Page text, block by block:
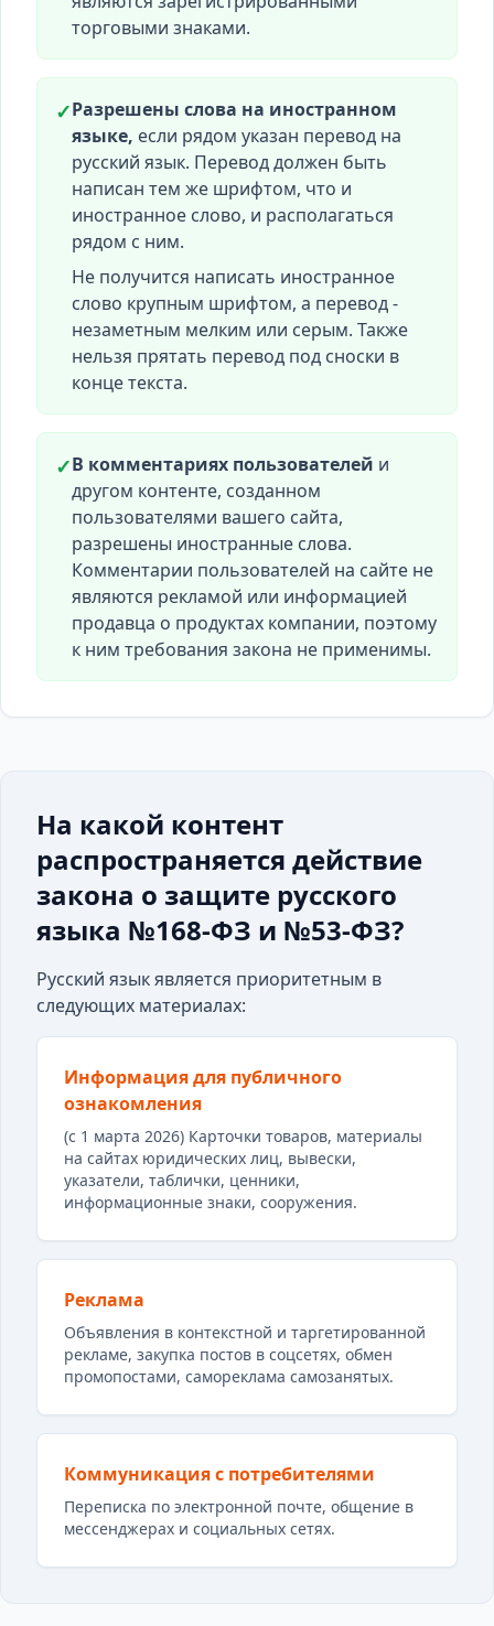
торговыми знаками.
✓Разрешены слова на иностранном
языке, если рядом указан перевод на
русский язык. Перевод должен быть
написан тем же шрифтом, что и
иностранное слово, и располагаться
рядом с ним.
Не получится написать иностранное
слово крупным шрифтом, а перевод -
незаметным мелким или серым. Также
нельзя прятать перевод под сноски в
конце текста.
✓В комментариях пользователей и
другом контенте, созданном
пользователями вашего сайта,
разрешены иностранные слова.
Комментарии пользователей на сайте не
являются рекламой или информацией
продавца о продуктах компании, поэтому
к ним требования закона не применимы.
На какой контент
распространяется действие
закона о защите русского
языка №168-ФЗ и №53-ФЗ?
Русский язык является приоритетным в
следующих материалах:
Информация для публичного
ознакомления
(с 1 марта 2026) Карточки товаров, материалы
на сайтах юридических лиц, вывески,
указатели, таблички, ценники,
информационные знаки, сооружения.
Реклама
Объявления в контекстной и таргетированной
рекламе, закупка постов в соцсетях, обмен
промопостами, самореклама самозанятых.
Коммуникация с потребителями
Переписка по электронной почте, общение в
мессенджерах и социальных сетях.